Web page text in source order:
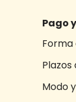
Pago
Modo